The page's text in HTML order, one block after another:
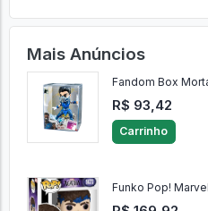
Mais Anúncios
Fandom Box
R$ 93,42
Carrinho
Funko Pop!